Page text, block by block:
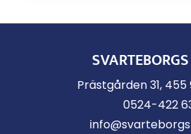
Prästgården 31, 455
0524-422